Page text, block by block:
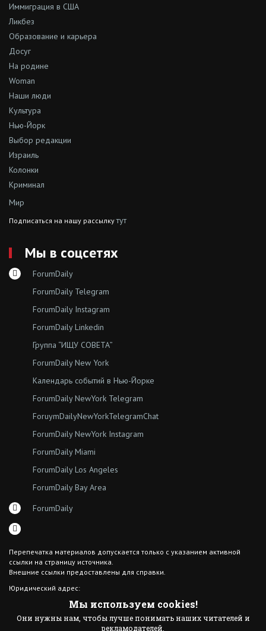
Иммиграция в США
Ликбез
Образование и карьера
Досуг
На родине
Woman
Наши люди
Культура
Нью-Йорк
Выбор редакции
Израиль
Колонки
Криминал
Мир
Подписаться на нашу рассылкутут
Мы в соцсетях
ForumDaily
ForumDaily Telegram
ForumDaily Instagram
ForumDaily Linkedin
Группа “ИЩУ СОВЕТА”
ForumDaily New York
Календарь событий в Нью-Йорке
ForumDaily NewYork Telegram
ForuymDailyNewYorkTelegramChat
ForumDaily NewYork Instagram
ForumDaily Miami
ForumDaily Los Angeles
ForumDaily Bay Area
ForumDaily
Перепечатка материалов допускается только с указанием активной
ссылки на страницу источника.
Внешние ссылки предоставлены для справки.
Юридический адрес:
Brooklyn NY 11204
© 2015 ForumDaily inc.
Мы используем cookies!
Они нужны нам, чтобы лучше понимать наших читателей и
рекламодателей.